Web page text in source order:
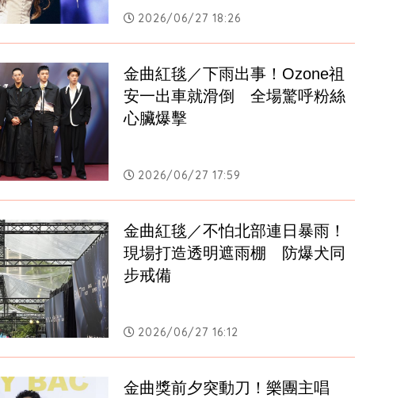
2026/06/27 18:26
金曲紅毯／下雨出事！Ozone祖
安一出車就滑倒　全場驚呼粉絲
心臟爆擊
2026/06/27 17:59
金曲紅毯／不怕北部連日暴雨！
現場打造透明遮雨棚　防爆犬同
步戒備
2026/06/27 16:12
金曲獎前夕突動刀！樂團主唱